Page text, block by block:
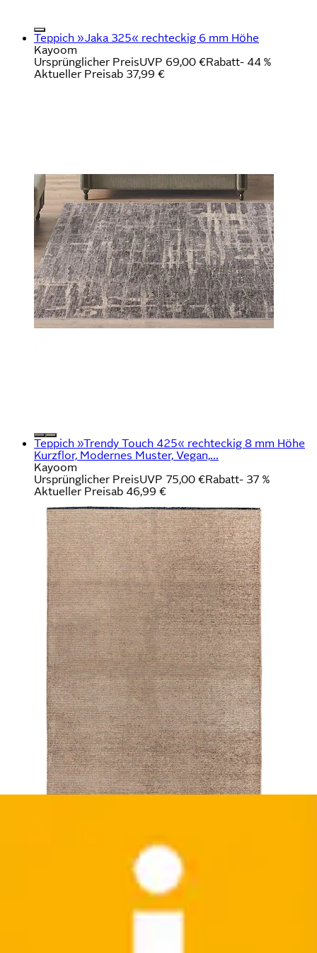
Teppich »Jaka 325« rechteckig 6 mm Höhe
Kayoom
Ursprünglicher PreisUVP 69,00 €Rabatt- 44 %
Aktueller Preisab 37,99 €
Teppich »Trendy Touch 425« rechteckig 8 mm Höhe
Kurzflor, Modernes Muster, Vegan,...
Kayoom
Ursprünglicher PreisUVP 75,00 €Rabatt- 37 %
Aktueller Preisab 46,99 €
Teppich »River 130« rechteckig 10 mm Höhe
Jacquard, Retro- und Vintage-Design,...
UVP 59,00 €
39,99 €